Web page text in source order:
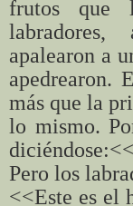
frutos que
apalearon a
apedrearon.
más que la
lo mismo.
Pero los
<<Este es el